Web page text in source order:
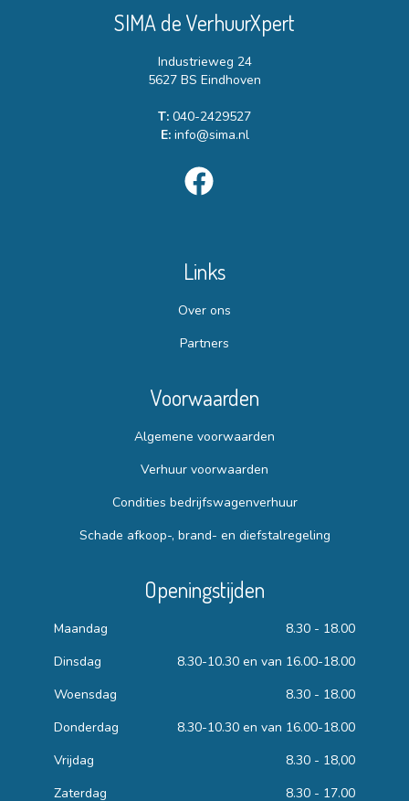
SIMA de VerhuurXpert
Industrieweg 24
5627 BS Eindhoven
T: 040-2429527
E: info@sima.nl
Links
Over ons
Partners
Voorwaarden
Algemene voorwaarden
Verhuur voorwaarden
Condities bedrijfswagenverhuur
Schade afkoop-, brand- en diefstalregeling
Openingstijden
Maandag
8.30 - 18.00
Dinsdag
8.30-10.30 en van 16.00-18.00
Woensdag
8.30 - 18.00
Donderdag
8.30-10.30 en van 16.00-18.00
Vrijdag
8.30 - 18,00
Zaterdag
8.30 - 17.00